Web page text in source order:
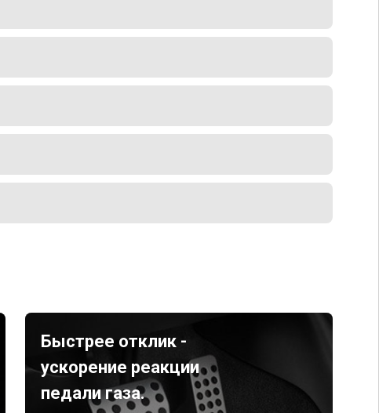
Быстрее отклик -
ускорение реакции
педали газа.